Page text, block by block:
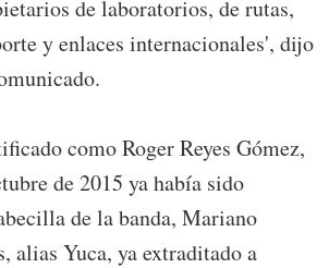
de laboratorios, de rutas,
y enlaces internacionales', dijo
como Roger Reyes Gómez,
de 2015 ya había sido
de la banda, Mariano
alias Yuca, ya extraditado a